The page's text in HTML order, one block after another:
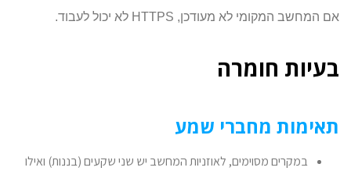
אם המחשב המקומי לא מעודכן, HTTPS לא יכול לעבוד.
בעיות חומרה
תאימות מחברי שמע
במקרים מסוימים, לאוזניות המחשב יש שני שקעים (בננות) ואילו